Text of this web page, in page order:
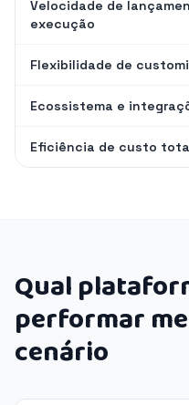
Velocidade de
execução
Flexibilidade de
Ecossistema e
Eficiência de custo
Qual
performar
cenário